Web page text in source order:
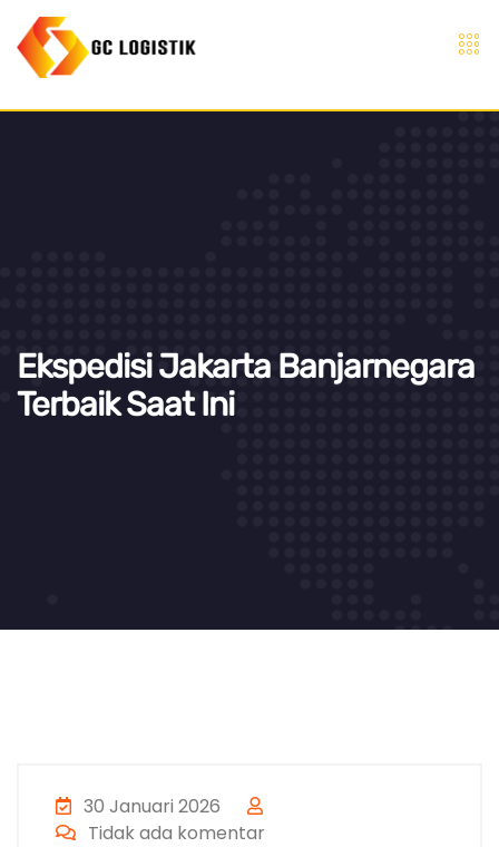
Ekspedisi Jakarta Banjarnegara
Terbaik Saat Ini
30 Januari 2026
Tidak ada komentar